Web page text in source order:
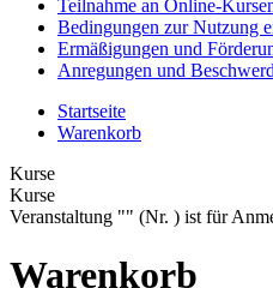
Teilnahme an Online-
Bedingungen zur Nutzung
Ermäßigungen und
Anregungen und
Startseite
Warenkorb
Kurse
Kurse
Veranstaltung "" (Nr. ) ist für
Warenkorb